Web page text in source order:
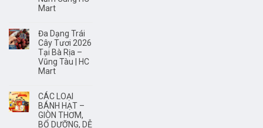
Mart
Đa Dạng Trái
Cây Tươi 2026
Tại Bà Rịa –
Vũng Tàu | HC
Mart
CÁC LOẠI
BÁNH HẠT –
GIÒN THƠM,
BỔ DƯỠNG, DỄ